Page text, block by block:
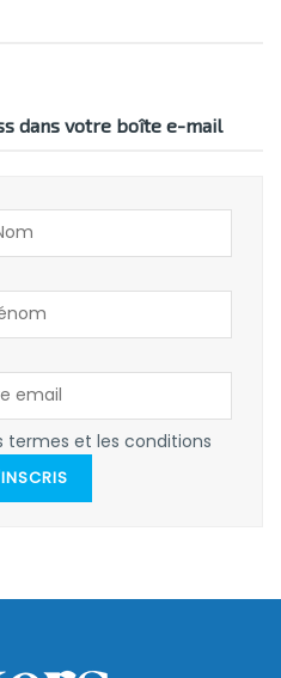
dans votre boîte e-mail
termes et les conditions